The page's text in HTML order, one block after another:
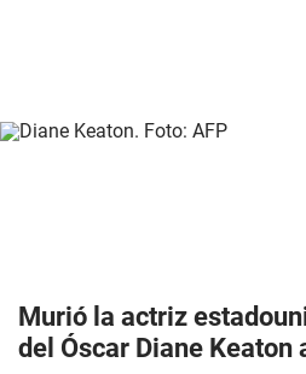
Murió la actriz
del Óscar Diane Keaton